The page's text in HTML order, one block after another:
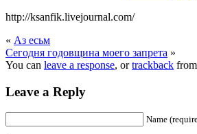
http://ksanfik.livejournal.com/
« Аз есьм
Сегодня годовщина моего запрета »
You can leave a response, ortrackback
Leave a Reply
Name